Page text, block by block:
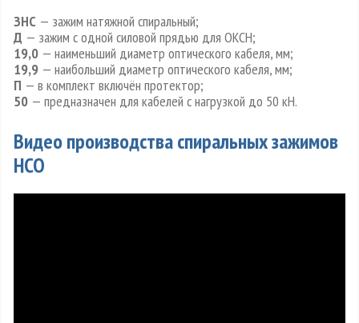
ЗНС — зажим натяжной спиральный;
Д — зажим с одной силовой прядью для ОКСН;
19,0 — наименьший диаметр оптического кабеля, мм;
19,9 — наибольший диаметр оптического кабеля, мм;
П — в комплект включён протектор;
50 — предназначен для кабелей с нагрузкой до 50 кН.
Видео производства спиральных зажимов
НСО